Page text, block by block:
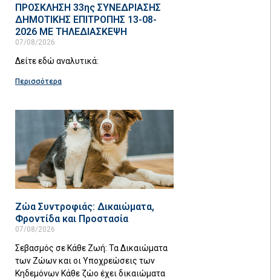
ΠΡΟΣΚΛΗΣΗ 33ης ΣΥΝΕΔΡΙΑΣΗΣ
ΔΗΜΟΤΙΚΗΣ ΕΠΙΤΡΟΠΗΣ 13-08-
2026 ΜΕ ΤΗΛΕΔΙΑΣΚΕΨΗ
07/08/2026
Δείτε εδώ αναλυτικά:
Περισσότερα
Ζώα Συντροφιάς: Δικαιώματα,
Φροντίδα και Προστασία
07/08/2026
Σεβασμός σε Κάθε Ζωή: Τα Δικαιώματα
των Ζώων και οι Υποχρεώσεις των
Κηδεμόνων Κάθε ζώο έχει δικαιώματα